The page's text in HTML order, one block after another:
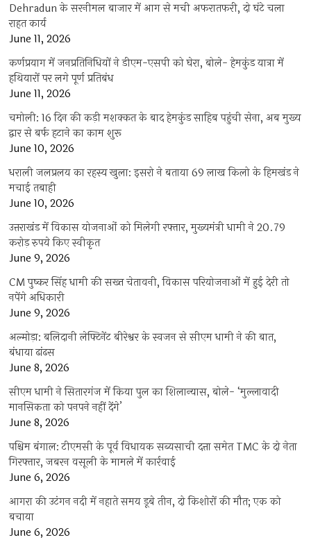
Dehradun के सरनीमल बाजार में आग से मची अफरातफरी, दो घंटे चला
राहत कार्य
June 11, 2026
कर्णप्रयाग में जनप्रतिनिधियों ने डीएम-एसपी को घेरा, बोले- हेमकुंड यात्रा में
हथियारों पर लगे पूर्ण प्रतिबंध
June 11, 2026
चमोली: 16 दिन की कड़ी मशक्कत के बाद हेमकुंड साहिब पहुंची सेना, अब मुख्य
द्वार से बर्फ हटाने का काम शुरू
June 10, 2026
धराली जलप्रलय का रहस्य खुला: इसरो ने बताया 69 लाख किलो के हिमखंड ने
मचाई तबाही
June 10, 2026
उत्तराखंड में विकास योजनाओं को मिलेगी रफ्तार, मुख्यमंत्री धामी ने 20.79
करोड़ रुपये किए स्वीकृत
June 9, 2026
CM पुष्कर सिंह धामी की सख्त चेतावनी, विकास परियोजनाओं में हुई देरी तो
नपेंगे अधिकारी
June 9, 2026
अल्मोड़ा: बलिदानी लेफ्टिनेंट बीरेश्वर के स्वजन से सीएम धामी ने की बात,
बंधाया ढांढस
June 8, 2026
सीएम धामी ने सितारगंज में किया पुल का शिलान्यास, बोले- ‘मुल्लावादी
मानसिकता को पनपने नहीं देंगे’
June 8, 2026
पश्चिम बंगाल: टीएमसी के पूर्व विधायक सब्यसाची दत्ता समेत TMC के दो नेता
गिरफ्तार, जबरन वसूली के मामले में कार्रवाई
June 6, 2026
आगरा की उटंगन नदी में नहाते समय डूबे तीन, दो किशोरों की मौत; एक को
बचाया
June 6, 2026